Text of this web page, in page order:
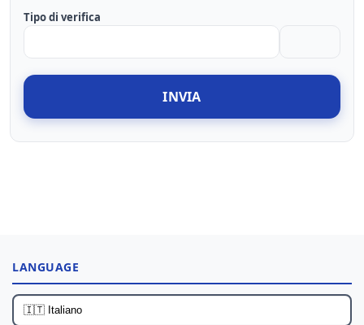
Tipo di verifica
INVIA
LANGUAGE